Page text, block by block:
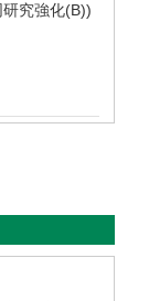
究強化(B))